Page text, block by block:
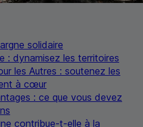
solidaire
: dynamisez les territoires
les Autres : soutenez les
à cœur
: ce que vous devez
contribue-t-elle à la